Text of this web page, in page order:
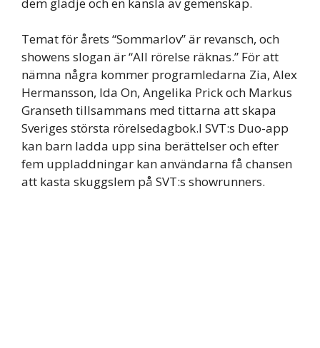
Temat för årets “Sommarlov” är revansch, och
showens slogan är “All rörelse räknas.” För att
nämna några kommer programledarna Zia, Alex
Hermansson, Ida On, Angelika Prick och Markus
Granseth tillsammans med tittarna att skapa
Sveriges största rörelsedagbok.I SVT:s Duo-app
kan barn ladda upp sina berättelser och efter
fem uppladdningar kan användarna få chansen
att kasta skuggslem på SVT:s showrunners.